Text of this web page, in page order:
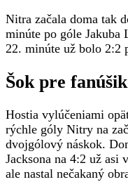
Nitra začala doma tak
minúte po góle Jakuba
22. minúte už bolo 2:2
Šok pre
Hostia vylúčeniami
rýchle góly Nitry na
dvojgólový náskok.
Jacksona na 4:2 už asi
ale nastal nečakaný